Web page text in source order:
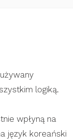
logiką.
wpłyną na
język koreański